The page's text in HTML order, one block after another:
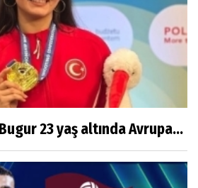
- "Herşeyi Yaratan
ölüm nasıl anlatılır?
Cinsiyet Değiştirme
23 yaş altında Avrupa...